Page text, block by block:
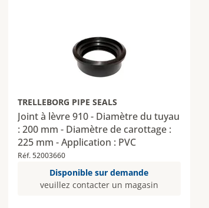
TRELLEBORG PIPE SEALS
Joint à lèvre 910 - Diamètre du tuyau
: 200 mm - Diamètre de carottage :
225 mm - Application : PVC
Réf. 52003660
Disponible sur demande
veuillez contacter un magasin